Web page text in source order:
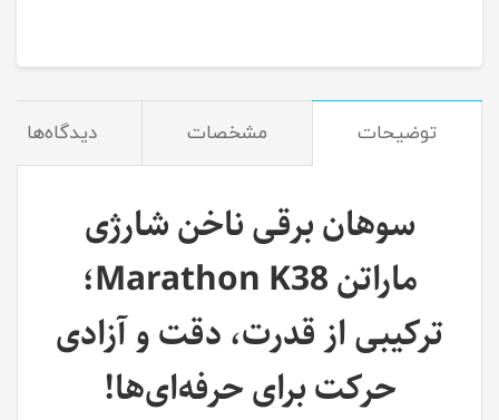
توضیحات مشخصات دیدگاه‌ها
سوهان برقی ناخن شارژی
ماراتن Marathon K38؛
ترکیبی از قدرت، دقت و آزادی
حرکت برای حرفه‌ای‌ها!